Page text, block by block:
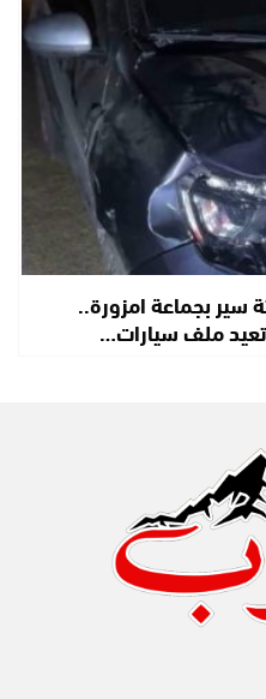
بجماعة امزورة..
ملف سيارات…